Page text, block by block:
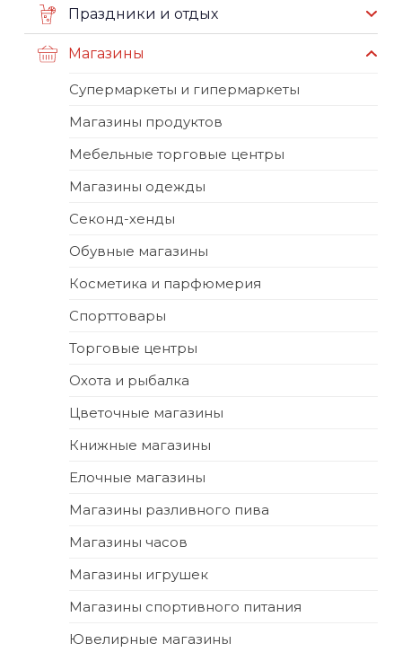
Праздники и отдых
Магазины
Супермаркеты и гипермаркеты
Магазины продуктов
Мебельные торговые центры
Магазины одежды
Секонд-хенды
Обувные магазины
Косметика и парфюмерия
Спорттовары
Торговые центры
Охота и рыбалка
Цветочные магазины
Книжные магазины
Елочные магазины
Магазины разливного пива
Магазины часов
Магазины игрушек
Магазины спортивного питания
Ювелирные магазины